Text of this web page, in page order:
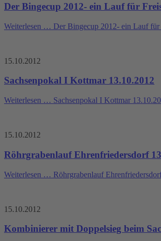
Der Bingecup 2012- ein Lauf für
Weiterlesen … Der Bingecup 2012- ein Lauf
15.10.2012
Sachsenpokal I Kottmar 13.10.2012
Weiterlesen … Sachsenpokal I Kottmar
15.10.2012
Röhrgrabenlauf Ehrenfriedersdorf
Weiterlesen … Röhrgrabenlauf
15.10.2012
Kombinierer mit Doppelsieg beim